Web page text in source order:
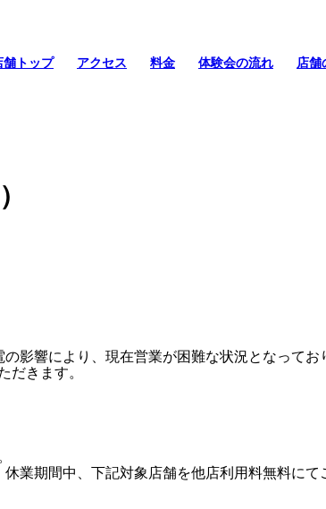
舗トップ アクセス 料金 体験会の流れ 店舗
影響により、現在営業が困難な状況となってお
だきます。
業期間中、下記対象店舗を他店利用料無料に